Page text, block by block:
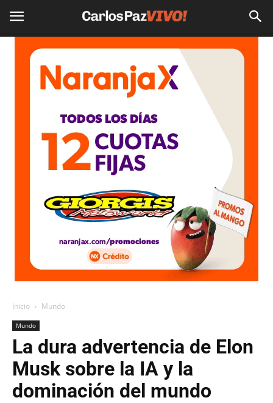
Inicio Mundo
Mundo
La dura advertencia de Elon
Musk sobre la IA y la
dominación del mundo